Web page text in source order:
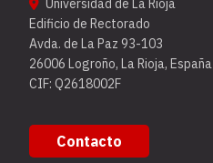
Universidad de La Rioja
Edificio de Rectorado
Avda. de La Paz 93-103
26006 Logroño, La Rioja, España
CIF: Q2618002F
Contacto